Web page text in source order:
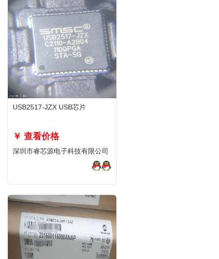
USB2517-JZX USB芯片
￥ 查看价格
深圳市睿芯源电子科技有限公司